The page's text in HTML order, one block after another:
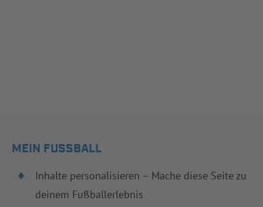
MEIN FUSSBALL
Inhalte personalisieren – Mache diese Seite zu
deinem Fußballerlebnis